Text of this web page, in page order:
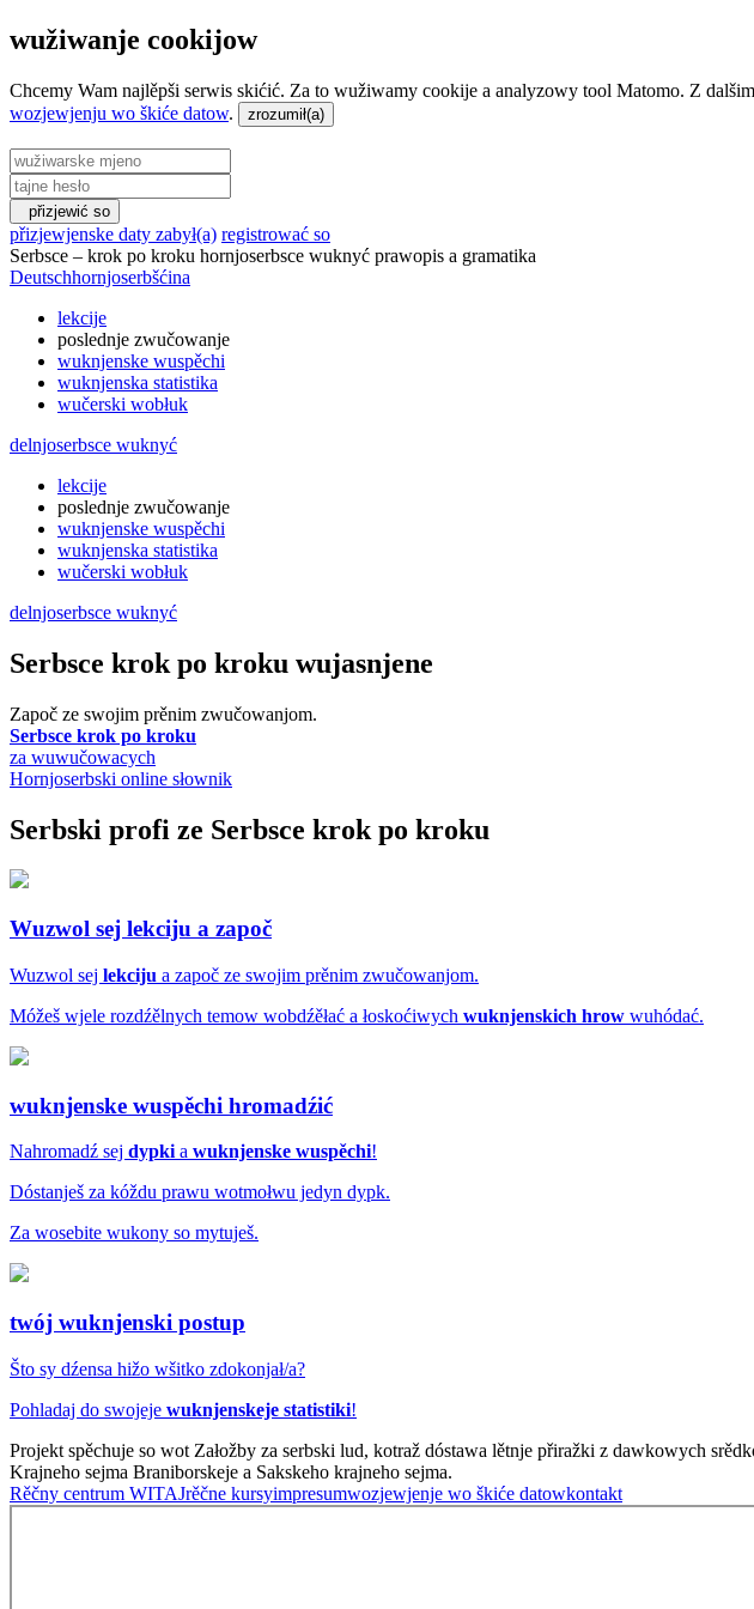
wužiwanje cookijow
Chcemy Wam najlěpši serwis skićić. Za to wužiwamy cookije a analyzowy tool Matomo. Z
wozjewjenju wo škiće datow.
přizjewić so
přizjewjenske daty zabył(a) registrować so
Serbsce – krok po kroku hornjoserbsce wuknyć prawopis a gramatika
Deutschhornjoserbšćina
lekcije
poslednje zwučowanje
wuknjenske wuspěchi
wuknjenska statistika
wučerski wobłuk
delnjoserbsce wuknyć
lekcije
poslednje zwučowanje
wuknjenske wuspěchi
wuknjenska statistika
wučerski wobłuk
delnjoserbsce wuknyć
Serbsce krok po kroku wujasnjene
Započ ze swojim prěnim zwučowanjom.
Serbsce krok po kroku
za wuwučowacych
Hornjoserbski online słownik
Serbski profi ze Serbsce krok po kroku
Wuzwol sej lekciju a započ
Wuzwol sej lekciju a započ ze swojim prěnim zwučowanjom.
Móžeš wjele rozdźělnych temow wobdźěłać a łoskoćiwych wuknjenskich hrow wuhódać.
wuknjenske wuspěchi hromadźić
Nahromadź sej dypki a wuknjenske wuspěchi!
Dóstanješ za kóždu prawu wotmołwu jedyn dypk.
Za wosebite wukony so mytuješ.
twój wuknjenski postup
Što sy dźensa hižo wšitko zdokonjał/a?
Pohladaj do swojeje wuknjenskeje statistiki!
Projekt spěchuje so wot Załožby za serbski lud, kotraž dóstawa lětnje přiražki z dawkowych
Krajneho sejma Braniborskeje a Sakskeho krajneho sejma.
Rěčny centrum WITAJrěčne kursyimpresumwozjewjenje wo škiće datowkontakt